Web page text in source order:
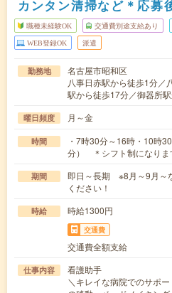
カンタン清掃など＊応募
職種未経験OK 交通費別途支給あり
WEB登録OK 派遣
勤務地
名古屋市昭和区
八事日赤駅から徒歩1分／
駅から徒歩17分／御器所
曜日頻度 月～金
時間
・7時30分～16時・10時
分） ＊シフト制になり
期間
即日～長期 ※8月～9月～
ください！
時給 時給1300円
交通費
交通費全額支給
仕事内容
看護助手
＼キレイな病院でのサポ